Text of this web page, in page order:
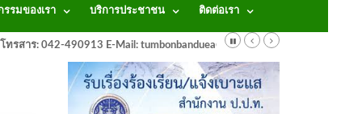
รรมของเรา บริการประชาชน ติดต่อเรา
สาร: 042-490913 E-Mail: tumbonbanduea@gmail.com